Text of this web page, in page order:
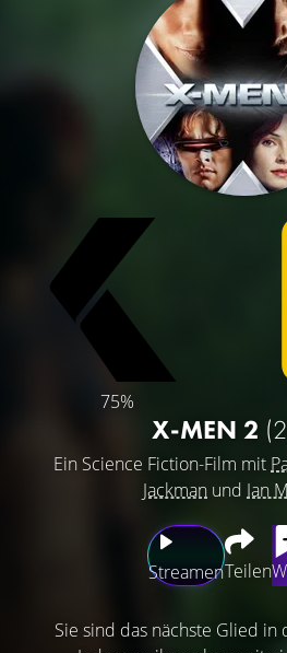
75%
X-MEN 2
Ein Science Fiction-Film mit
Jackman und Ian
StreamenTeilen
Sie sind das nächste Glied in